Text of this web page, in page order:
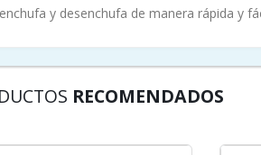
enchufa y desenchufa de manera rápida y
RECOMENDADOS